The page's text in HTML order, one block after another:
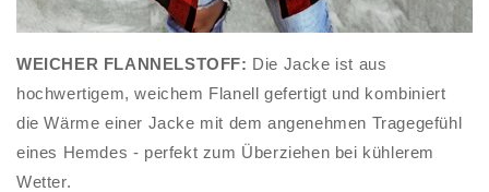
WEICHER FLANNELSTOFF: Die Jacke ist aus
hochwertigem, weichem Flanell gefertigt und kombiniert
die Wärme einer Jacke mit dem angenehmen Tragegefühl
eines Hemdes - perfekt zum Überziehen bei kühlerem
Wetter.